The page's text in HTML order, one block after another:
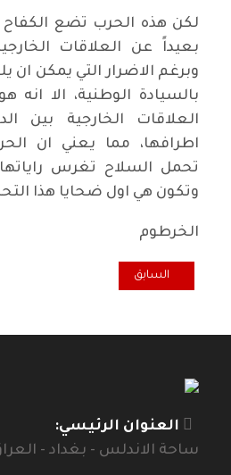
لكن هذه الحرب تضع الكفاح
بعيداً عن العلاقات
وبرغم الاضرار التي يمكن ان
بالسيادة الوطنية، الا
العلاقات الخارجية بين
اطرافها، مما يعني ان
تحمل السلاح تغرس
وتكون هي اول ضحايا هذا
الخرطوم
المقال السابق: القومية الأمريكية
السابق
العنوان الرئيسي:
ساحة الاندلس - بغداد -